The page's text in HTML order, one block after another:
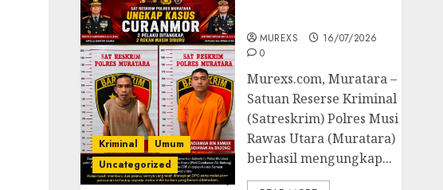
Kriminal
Umum
Uncategorized
MUREXS
16/07/2026
0
Murexs.com, Muratara –
Satuan Reserse Kriminal
(Satreskrim) Polres Musi
Rawas Utara (Muratara)
berhasil mengungkap...